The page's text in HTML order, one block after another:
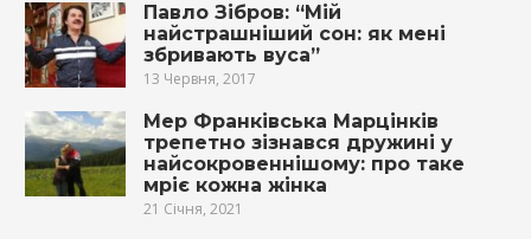
Павло Зібров: “Мій
найстрашніший сон: як мені
збривають вуса”
13 Червня, 2017
Мер Франківська Марцінків
трепетно зізнався дружині у
найсокровеннішому: про таке
мріє кожна жінка
21 Січня, 2021